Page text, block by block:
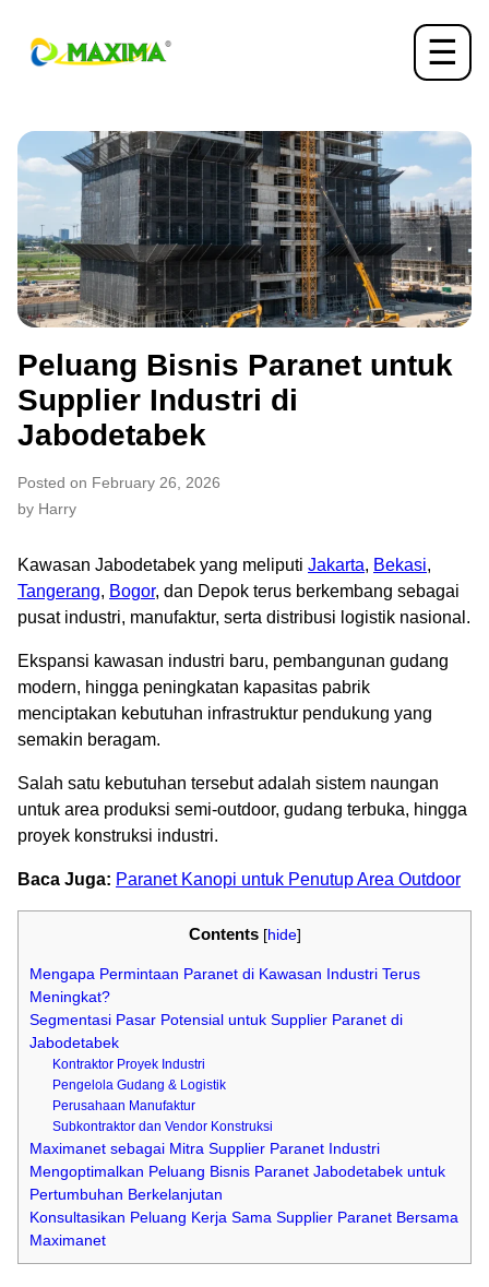
☰
Peluang Bisnis Paranet untuk
Supplier Industri di
Jabodetabek
Posted on February 26, 2026
by Harry
Kawasan Jabodetabek yang meliputi Jakarta, Bekasi,
Tangerang, Bogor, dan Depok terus berkembang sebagai
pusat industri, manufaktur, serta distribusi logistik nasional.
Ekspansi kawasan industri baru, pembangunan gudang
modern, hingga peningkatan kapasitas pabrik
menciptakan kebutuhan infrastruktur pendukung yang
semakin beragam.
Salah satu kebutuhan tersebut adalah sistem naungan
untuk area produksi semi-outdoor, gudang terbuka, hingga
proyek konstruksi industri.
Baca Juga: Paranet Kanopi untuk Penutup Area Outdoor
Contents [hide]
Mengapa Permintaan Paranet di Kawasan Industri Terus
Meningkat?
Segmentasi Pasar Potensial untuk Supplier Paranet di
Jabodetabek
Kontraktor Proyek Industri
Pengelola Gudang & Logistik
Perusahaan Manufaktur
Subkontraktor dan Vendor Konstruksi
Maximanet sebagai Mitra Supplier Paranet Industri
Mengoptimalkan Peluang Bisnis Paranet Jabodetabek untuk
Pertumbuhan Berkelanjutan
Konsultasikan Peluang Kerja Sama Supplier Paranet Bersama
Maximanet